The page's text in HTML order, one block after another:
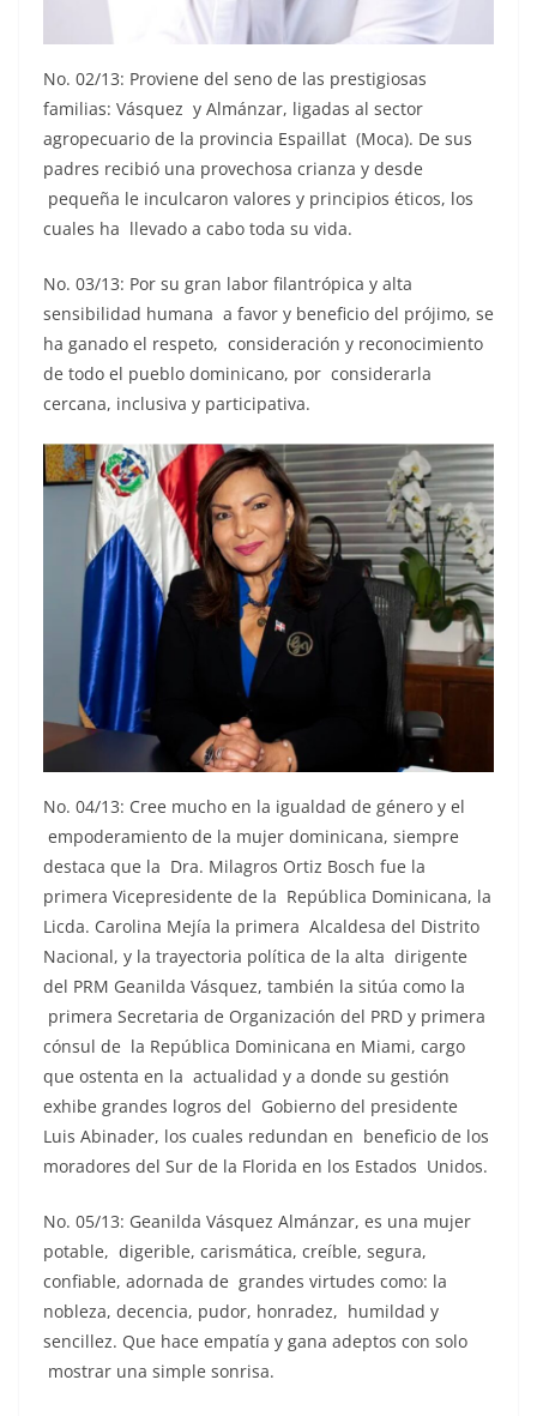
No. 02/13: Proviene del seno de las prestigiosas
familias: Vásquez y Almánzar, ligadas al sector
agropecuario de la provincia Espaillat (Moca). De sus
padres recibió una provechosa crianza y desde
pequeña le inculcaron valores y principios éticos, los
cuales ha llevado a cabo toda su vida.
No. 03/13: Por su gran labor filantrópica y alta
sensibilidad humana a favor y beneficio del prójimo, se
ha ganado el respeto, consideración y reconocimiento
de todo el pueblo dominicano, por considerarla
cercana, inclusiva y participativa.
No. 04/13: Cree mucho en la igualdad de género y el
empoderamiento de la mujer dominicana, siempre
destaca que la Dra. Milagros Ortiz Bosch fue la
primera Vicepresidente de la República Dominicana, la
Licda. Carolina Mejía la primera Alcaldesa del Distrito
Nacional, y la trayectoria política de la alta dirigente
del PRM Geanilda Vásquez, también la sitúa como la
primera Secretaria de Organización del PRD y primera
cónsul de la República Dominicana en Miami, cargo
que ostenta en la actualidad y a donde su gestión
exhibe grandes logros del Gobierno del presidente
Luis Abinader, los cuales redundan en beneficio de los
moradores del Sur de la Florida en los Estados Unidos.
No. 05/13: Geanilda Vásquez Almánzar, es una mujer
potable, digerible, carismática, creíble, segura,
confiable, adornada de grandes virtudes como: la
nobleza, decencia, pudor, honradez, humildad y
sencillez. Que hace empatía y gana adeptos con solo
mostrar una simple sonrisa.